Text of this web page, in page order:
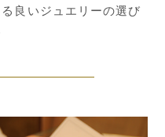
良いジュエリーの選び